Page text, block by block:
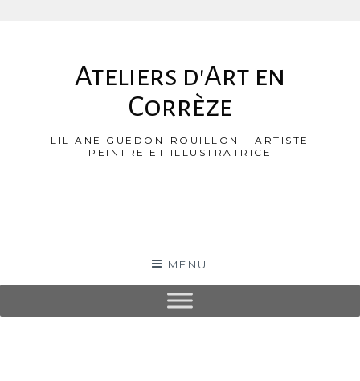
Ateliers d'Art en
Corrèze
LILIANE GUEDON-ROUILLON – ARTISTE
PEINTRE ET ILLUSTRATRICE
MENU